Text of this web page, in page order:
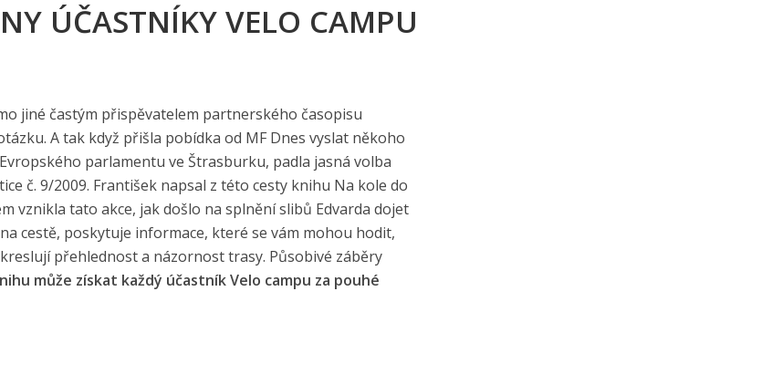
ÚČASTNÍKY VELO CAMPU
jiné častým přispěvatelem partnerského časopisu
A tak když přišla pobídka od MF Dnes vyslat někoho
parlamentu ve Štrasburku, padla jasná volba
č. 9/2009. František napsal z této cesty knihu Na kole do
vznikla tato akce, jak došlo na splnění slibů Edvarda dojet
cestě, poskytuje informace, které se vám mohou hodit,
přehlednost a názornost trasy. Působivé záběry
může získat každý účastník Velo campu za pouhé